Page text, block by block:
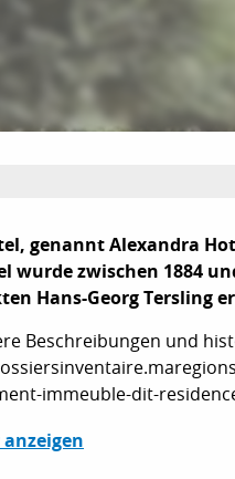
genannt Alexandra
wurde zwischen 1884
Hans-Georg Tersling
Beschreibungen und
immeuble-dit-